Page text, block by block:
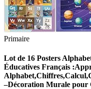
Primaire
Lot de 16 Posters
Éducatives Français
–Décoration Murale pour